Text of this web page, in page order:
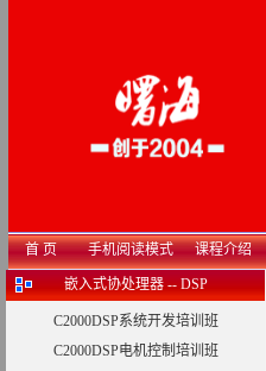
首 页 手机阅读模式 课程介绍
嵌入式协处理器 -- DSP
C2000DSP系统开发培训班
C2000DSP电机控制培训班